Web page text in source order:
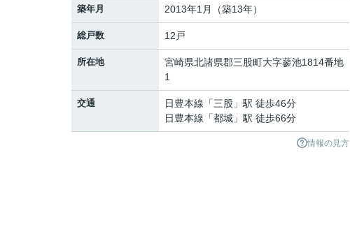
築年月 2013年1月（築13年）
総戸数 12戸
所在地 宮崎県北諸県郡三股町大字蓼池1814番地
1
交通 日豊本線 「三股 」駅 徒歩46分
日豊本線 「都城 」駅 徒歩66分
情報の見方